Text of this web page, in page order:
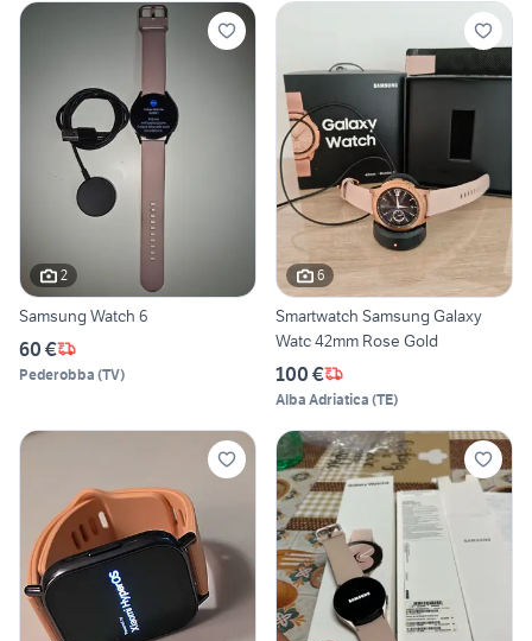
2
Samsung Watch 6
60 €
Pederobba (TV)
6
Smartwatch Samsung Galaxy
Watc 42mm Rose Gold
100 €
Alba Adriatica (TE)